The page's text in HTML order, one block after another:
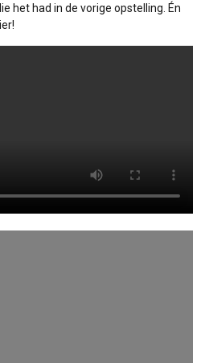
het had in de vorige opstelling. Én